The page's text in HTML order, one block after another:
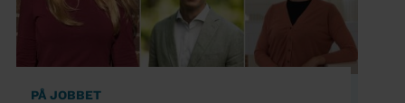
PÅ JOBBET